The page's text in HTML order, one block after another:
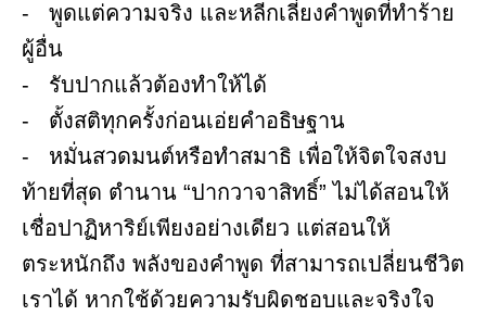
- พูดแต่ความจริง และหลีกเลี่ยงคำพูดที่ทำร้าย
ผู้อื่น
- รับปากแล้วต้องทำให้ได้
- ตั้งสติทุกครั้งก่อนเอ่ยคำอธิษฐาน
- หมั่นสวดมนต์หรือทำสมาธิ เพื่อให้จิตใจสงบ
ท้ายที่สุด ตำนาน “ปากวาจาสิทธิ์” ไม่ได้สอนให้
เชื่อปาฏิหาริย์เพียงอย่างเดียว แต่สอนให้
ตระหนักถึง พลังของคำพูด ที่สามารถเปลี่ยนชีวิต
เราได้ หากใช้ด้วยความรับผิดชอบและจริงใจ